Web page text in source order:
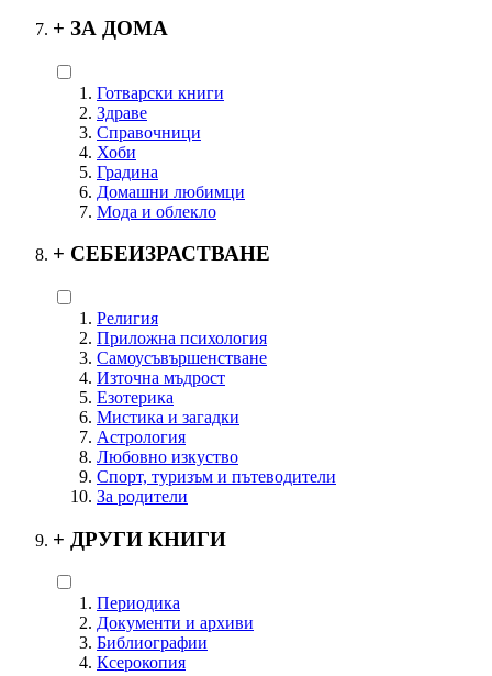
+ ЗА ДОМА
Готварски книги
Здраве
Справочници
Хоби
Градина
Домашни любимци
Мода и облекло
+ СЕБЕИЗРАСТВАНЕ
Религия
Приложна психология
Самоусъвършенстване
Източна мъдрост
Езотерика
Мистика и загадки
Астрология
Любовно изкуство
Спорт, туризъм и пътеводители
За родители
+ ДРУГИ КНИГИ
Периодика
Документи и архиви
Библиографии
Ксерокопия